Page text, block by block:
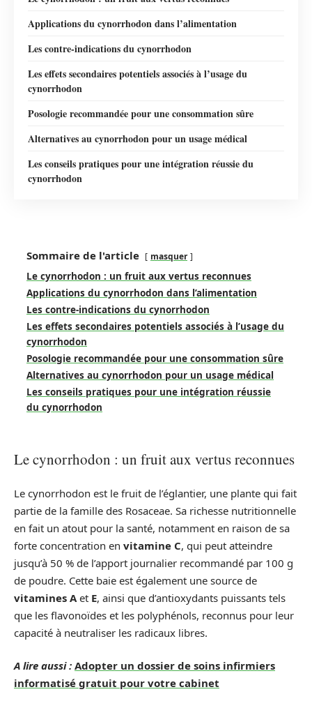
Applications du cynorrhodon dans l’alimentation
Les contre-indications du cynorrhodon
Les effets secondaires potentiels associés à l’usage du
cynorrhodon
Posologie recommandée pour une consommation sûre
Alternatives au cynorrhodon pour un usage médical
Les conseils pratiques pour une intégration réussie du
cynorrhodon
Sommaire de l'article masquer
Le cynorrhodon : un fruit aux vertus reconnues
Applications du cynorrhodon dans l’alimentation
Les contre-indications du cynorrhodon
Les effets secondaires potentiels associés à l’usage du
cynorrhodon
Posologie recommandée pour une consommation sûre
Alternatives au cynorrhodon pour un usage médical
Les conseils pratiques pour une intégration réussie
du cynorrhodon
Le cynorrhodon : un fruit aux vertus reconnues
Le cynorrhodon est le fruit de l’églantier, une plante qui fait
partie de la famille des Rosaceae. Sa richesse nutritionnelle
en fait un atout pour la santé, notamment en raison de sa
forte concentration en vitamine C, qui peut atteindre
jusqu’à 50 % de l’apport journalier recommandé par 100 g
de poudre. Cette baie est également une source de
vitamines A et E, ainsi que d’antioxydants puissants tels
que les flavonoïdes et les polyphénols, reconnus pour leur
capacité à neutraliser les radicaux libres.
A lire aussi : Adopter un dossier de soins infirmiers
informatisé gratuit pour votre cabinet